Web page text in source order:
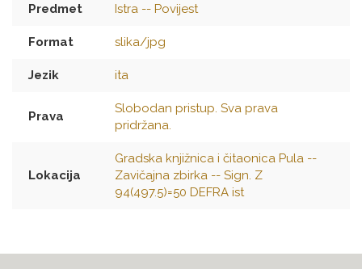
Predmet Istra -- Povijest
Format slika/jpg
Jezik ita
Prava
Slobodan pristup. Sva prava
pridržana.
Lokacija
Gradska knjižnica i čitaonica Pula --
Zavičajna zbirka -- Sign. Z
94(497.5)=50 DEFRA ist